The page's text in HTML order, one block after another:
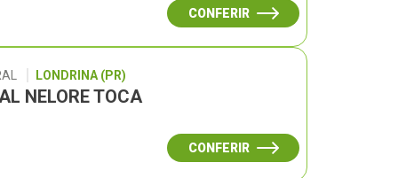
CONFERIR
LONDRINA (PR)
NELORE TOCA
CONFERIR